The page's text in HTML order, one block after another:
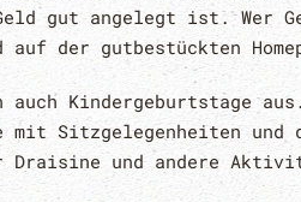
gut angelegt ist. Wer
auf der gutbestückten
Kindergeburtstage
mit Sitzgelegenheiten
Draisine und andere